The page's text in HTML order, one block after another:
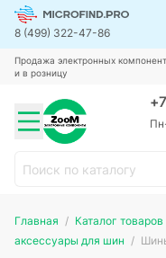
8 (499) 322-47-86
Продажа электронных
и в розницу
+7
Главная Каталог товаров
аксессуары для шин